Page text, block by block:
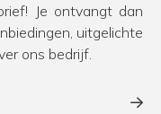
Je ontvangt dan
uitgelichte
ons bedrijf.